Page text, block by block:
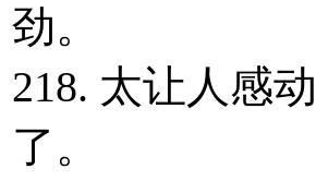
劲。
218. 太让人感动
了。